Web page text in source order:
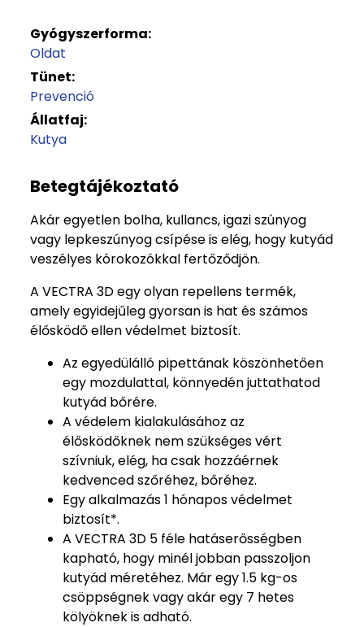
Gyógyszerforma:
Oldat
Tünet:
Prevenció
Állatfaj:
Kutya
Betegtájékoztató
Akár egyetlen bolha, kullancs, igazi szúnyog
vagy lepkeszúnyog csípése is elég, hogy kutyád
veszélyes kórokozókkal fertőződjön.
A VECTRA 3D egy olyan repellens termék,
amely egyidejűleg gyorsan is hat és számos
élősködő ellen védelmet biztosít.
Az egyedülálló pipettának köszönhetően
egy mozdulattal, könnyedén juttathatod
kutyád bőrére.
A védelem kialakulásához az
élősködőknek nem szükséges vért
szívniuk, elég, ha csak hozzáérnek
kedvenced szőréhez, bőréhez.
Egy alkalmazás 1 hónapos védelmet
biztosít*.
A VECTRA 3D 5 féle hatáserősségben
kapható, hogy minél jobban passzoljon
kutyád méretéhez. Már egy 1.5 kg-os
csöppségnek vagy akár egy 7 hetes
kölyöknek is adható.